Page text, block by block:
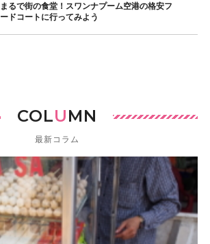
まるで街の食堂！スワンナプーム空港の格安フ
ードコートに行ってみよう
COLUMN
最新コラム